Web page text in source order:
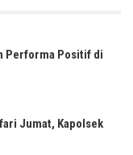
Performa Positif di
Jumat, Kapolsek